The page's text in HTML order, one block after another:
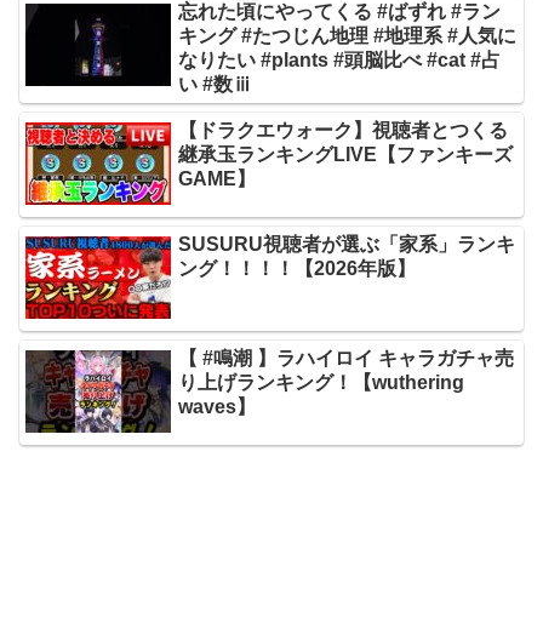
忘れた頃にやってくる #ばずれ #ラン
キング #たつじん地理 #地理系 #人気に
なりたい #plants #頭脳比べ #cat #占
い #数ⅲ
【ドラクエウォーク】視聴者とつくる
継承玉ランキングLIVE【ファンキーズ
GAME】
SUSURU視聴者が選ぶ「家系」ランキ
ング！！！！【2026年版】
【 #鳴潮 】ラハイロイ キャラガチャ売
り上げランキング！【wuthering
waves】